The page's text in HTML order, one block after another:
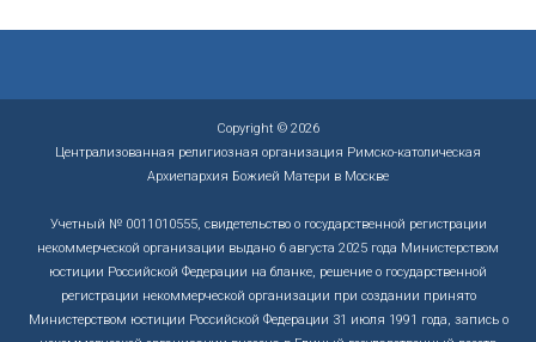
Copyright © 2026
Централизованная религиозная организация Римско-католическая
Архиепархия Божией Матери в Москве
Учетный № 0011010555, свидетельство о государственной регистрации
некоммерческой организации выдано 6 августа 2025 года Министерством
юстиции Российской Федерации на бланке, решение о государственной
регистрации некоммерческой организации при создании принято
Министерством юстиции Российской Федерации 31 июля 1991 года, запись о